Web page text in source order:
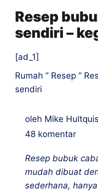
Resep
sendiri –
[ad_1]
Rumah ” Resep ”
sendiri
oleh Mike
48 komentar
Resep bubuk
mudah dibuat
sederhana,